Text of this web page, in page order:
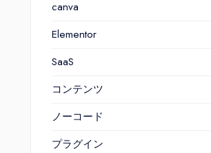
canva
Elementor
SaaS
コンテンツ
ノーコード
プラグイン